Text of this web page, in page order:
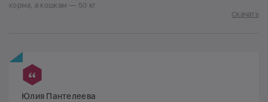
корма, а кошкам — 50 кг
Скачать
Юлия Пантелеева